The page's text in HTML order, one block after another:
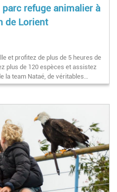
parc refuge animalier à
de Lorient
et profitez de plus de 5 heures de
plus de 120 espèces et assistez
la team Nataé, de véritables…